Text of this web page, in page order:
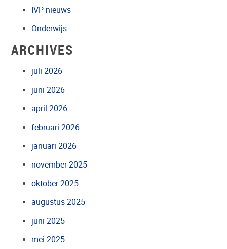
IVP nieuws
Onderwijs
ARCHIVES
juli 2026
juni 2026
april 2026
februari 2026
januari 2026
november 2025
oktober 2025
augustus 2025
juni 2025
mei 2025